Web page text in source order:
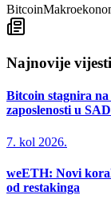
Bitcoin
Najnovije vijesti
Bitcoin stagnira
zaposlenosti u
7. kol 2026.
weETH: Novi
od restakinga